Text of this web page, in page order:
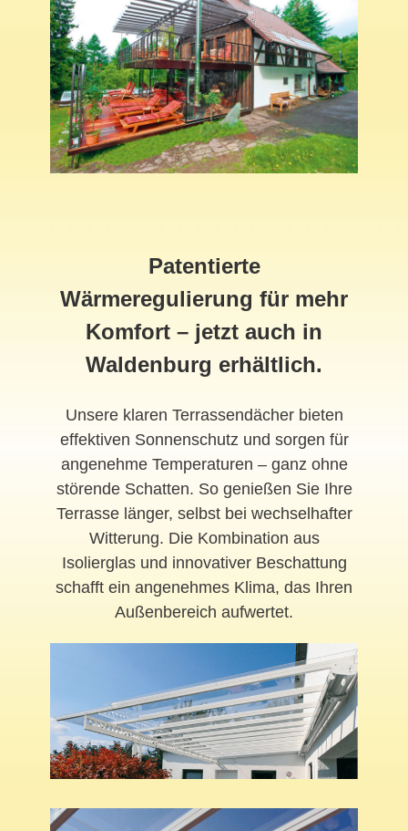
Patentierte
Wärmeregulierung für mehr
Komfort – jetzt auch in
Waldenburg erhältlich.
Unsere klaren Terrassendächer bieten
effektiven Sonnenschutz und sorgen für
angenehme Temperaturen – ganz ohne
störende Schatten. So genießen Sie Ihre
Terrasse länger, selbst bei wechselhafter
Witterung. Die Kombination aus
Isolierglas und innovativer Beschattung
schafft ein angenehmes Klima, das Ihren
Außenbereich aufwertet.